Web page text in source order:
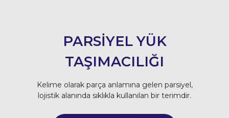
PARSİYEL YÜK
TAŞIMACILIĞI
Kelime olarak parça anlamına gelen parsiyel,
lojistik alanında sıklıkla kullanılan bir terimdir.